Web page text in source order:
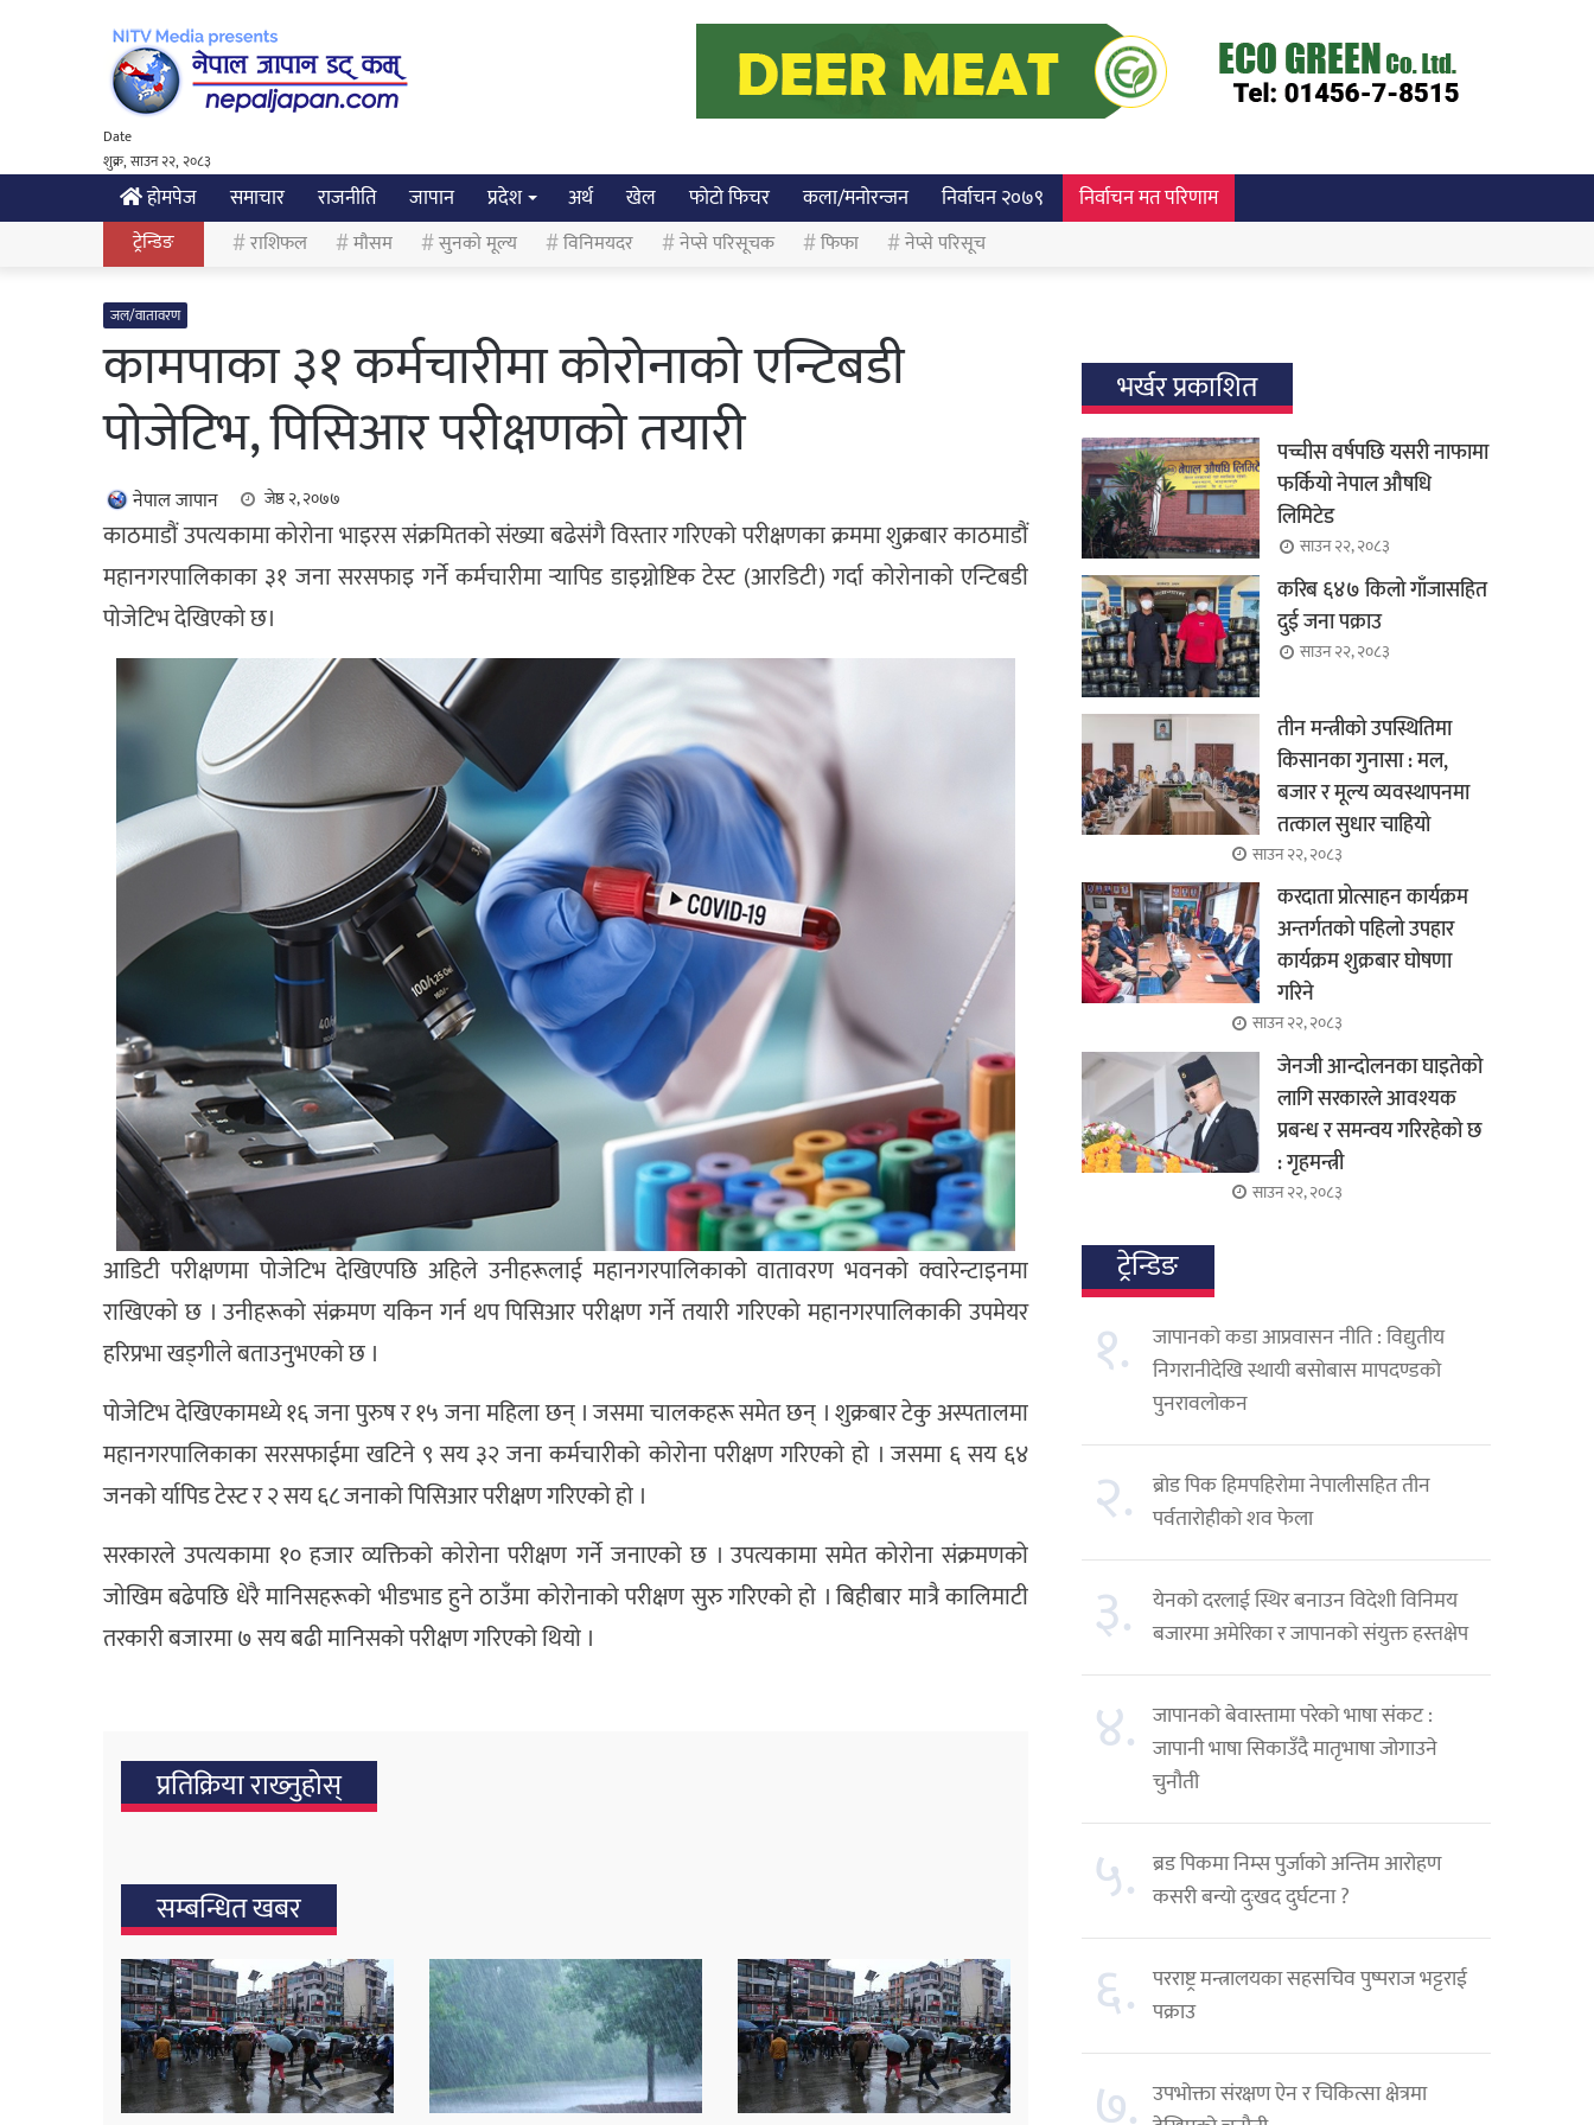
Date
शुक्र, साउन २२, २०८३
होमपेज समाचार राजनीति जापान प्रदेश अर्थ खेल फोटो फिचर कला/मनोरन्जन निर्वाचन २०७९ निर्वाचन मत परिणाम
ट्रेन्डिङ राशिफल मौसम सुनको मूल्य विनिमयदर नेप्से परिसूचक फिफा नेप्से परिसूच
जल/वातावरण
कामपाका ३१ कर्मचारीमा कोरोनाको एन्टिबडी
पोजेटिभ, पिसिआर परीक्षणको तयारी
नेपाल जापान जेष्ठ २, २०७७
काठमाडौं उपत्यकामा कोरोना भाइरस संक्रमितको संख्या बढेसंगै विस्तार गरिएको परीक्षणका क्रममा शुक्रबार काठमाडौं
महानगरपालिकाका ३१ जना सरसफाइ गर्ने कर्मचारीमा र्‍यापिड डाइग्नोष्टिक टेस्ट (आरडिटी) गर्दा कोरोनाको एन्टिबडी
पोजेटिभ देखिएको छ।
आडिटी परीक्षणमा पोजेटिभ देखिएपछि अहिले उनीहरूलाई महानगरपालिकाको वातावरण भवनको क्वारेन्टाइनमा
राखिएको छ । उनीहरूको संक्रमण यकिन गर्न थप पिसिआर परीक्षण गर्ने तयारी गरिएको महानगरपालिकाकी उपमेयर
हरिप्रभा खड्गीले बताउनुभएको छ ।
पोजेटिभ देखिएकामध्ये १६ जना पुरुष र १५ जना महिला छन् । जसमा चालकहरू समेत छन् । शुक्रबार टेकु अस्पतालमा
महानगरपालिकाका सरसफाईमा खटिने ९ सय ३२ जना कर्मचारीको कोरोना परीक्षण गरिएको हो । जसमा ६ सय ६४
जनको र्यापिड टेस्ट र २ सय ६८ जनाको पिसिआर परीक्षण गरिएको हो ।
सरकारले उपत्यकामा १० हजार व्यक्तिको कोरोना परीक्षण गर्ने जनाएको छ । उपत्यकामा समेत कोरोना संक्रमणको
जोखिम बढेपछि धेरै मानिसहरूको भीडभाड हुने ठाउँमा कोरोनाको परीक्षण सुरु गरिएको हो । बिहीबार मात्रै कालिमाटी
तरकारी बजारमा ७ सय बढी मानिसको परीक्षण गरिएको थियो ।
प्रतिक्रिया राख्‍नुहोस्
सम्बन्धित खबर
भर्खर प्रकाशित
पच्चीस वर्षपछि यसरी नाफामा
फर्कियो नेपाल औषधि
लिमिटेड
साउन २२, २०८३
करिब ६४७ किलो गाँजासहित
दुई जना पक्राउ
साउन २२, २०८३
तीन मन्त्रीको उपस्थितिमा
किसानका गुनासा : मल,
बजार र मूल्य व्यवस्थापनमा
तत्काल सुधार चाहियो
साउन २२, २०८३
करदाता प्रोत्साहन कार्यक्रम
अन्तर्गतको पहिलो उपहार
कार्यक्रम शुक्रबार घोषणा
गरिने
साउन २२, २०८३
जेनजी आन्दोलनका घाइतेको
लागि सरकारले आवश्यक
प्रबन्ध र समन्वय गरिरहेको छ
: गृहमन्त्री
साउन २२, २०८३
ट्रेन्डिङ
१.
जापानको कडा आप्रवासन नीति : विद्युतीय
निगरानीदेखि स्थायी बसोबास मापदण्डको
पुनरावलोकन
२.
ब्रोड पिक हिमपहिरोमा नेपालीसहित तीन
पर्वतारोहीको शव फेला
३.
येनको दरलाई स्थिर बनाउन विदेशी विनिमय
बजारमा अमेरिका र जापानको संयुक्त हस्तक्षेप
४. जापानको बेवास्तामा परेको भाषा संकट :
जापानी भाषा सिकाउँदै मातृभाषा जोगाउने
चुनौती
५. ब्रड पिकमा निम्स पुर्जाको अन्तिम आरोहण
कसरी बन्यो दुःखद दुर्घटना ?
६. परराष्ट्र मन्त्रालयका सहसचिव पुष्पराज भट्टराई
पक्राउ
उपभोक्ता संरक्षण ऐन र चिकित्सा क्षेत्रमा